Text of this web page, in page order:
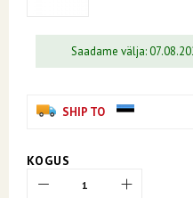
Saadame välja:
SHIP TO
KOGUS